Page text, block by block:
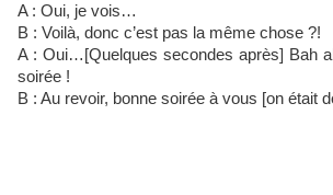
A : Oui, je vois…
B : Voilà, donc c’est pas la même chose ?!
A : Oui…[Quelques secondes après] Bah
soirée !
B : Au revoir, bonne soirée à vous [on était